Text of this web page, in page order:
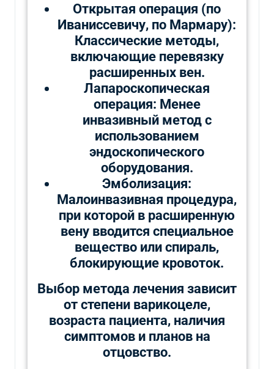
Открытая операция (по
Иваниссевичу, по Мармару):
Классические методы,
включающие перевязку
расширенных вен.
Лапароскопическая
операция: Менее
инвазивный метод с
использованием
эндоскопического
оборудования.
Эмболизация:
Малоинвазивная процедура,
при которой в расширенную
вену вводится специальное
вещество или спираль,
блокирующие кровоток.
Выбор метода лечения зависит
от степени варикоцеле,
возраста пациента, наличия
симптомов и планов на
отцовство.